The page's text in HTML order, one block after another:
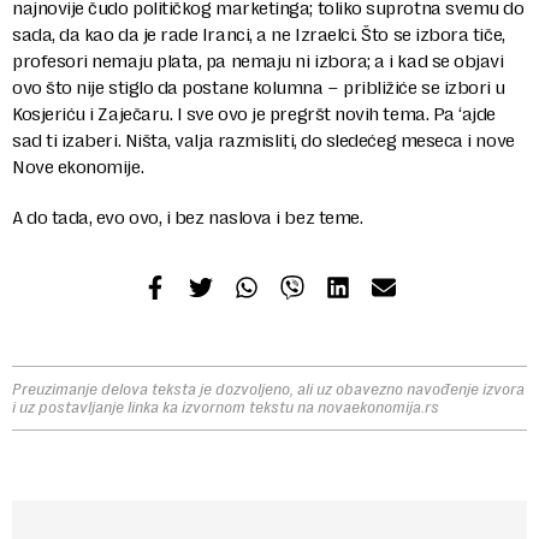
najnovije čudo političkog marketinga; toliko suprotna svemu do
sada, da kao da je rade Iranci, a ne Izraelci. Što se izbora tiče,
profesori nemaju plata, pa nemaju ni izbora; a i kad se objavi
ovo što nije stiglo da postane kolumna – približiće se izbori u
Kosjeriću i Zaječaru. I sve ovo je pregršt novih tema. Pa ‘ajde
sad ti izaberi. Ništa, valja razmisliti, do sledećeg meseca i nove
Nove ekonomije.
A do tada, evo ovo, i bez naslova i bez teme.
Preuzimanje delova teksta je dozvoljeno, ali uz obavezno navođenje izvora
i uz postavljanje linka ka izvornom tekstu na novaekonomija.rs